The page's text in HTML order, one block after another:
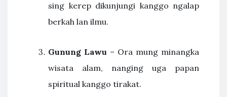
sing kerep dikunjungi kanggo ngalap
berkah lan ilmu.
Gunung Lawu – Ora mung minangka
wisata alam, nanging uga papan
spiritual kanggo tirakat.